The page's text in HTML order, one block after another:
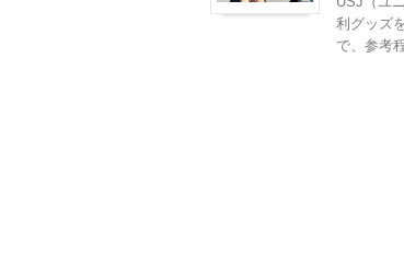
利グッズ
で、参考